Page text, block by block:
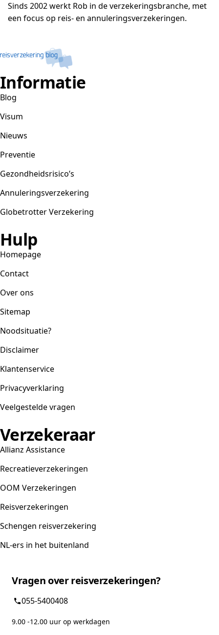
Sinds 2002 werkt Rob in de verzekeringsbranche, met
een focus op reis- en annuleringsverzekeringen.
Informatie
Blog
Visum
Nieuws
Preventie
Gezondheidsrisico’s
Annuleringsverzekering
Globetrotter Verzekering
Hulp
Homepage
Contact
Over ons
Sitemap
Noodsituatie?
Disclaimer
Klantenservice
Privacyverklaring
Veelgestelde vragen
Verzekeraar
Allianz Assistance
Recreatieverzekeringen
OOM Verzekeringen
Reisverzekeringen
Schengen reisverzekering
NL-ers in het buitenland
Vragen over reisverzekeringen?
055-5400408
9.00 -12.00 uur op werkdagen